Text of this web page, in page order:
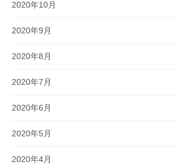
2020年10月
2020年9月
2020年8月
2020年7月
2020年6月
2020年5月
2020年4月